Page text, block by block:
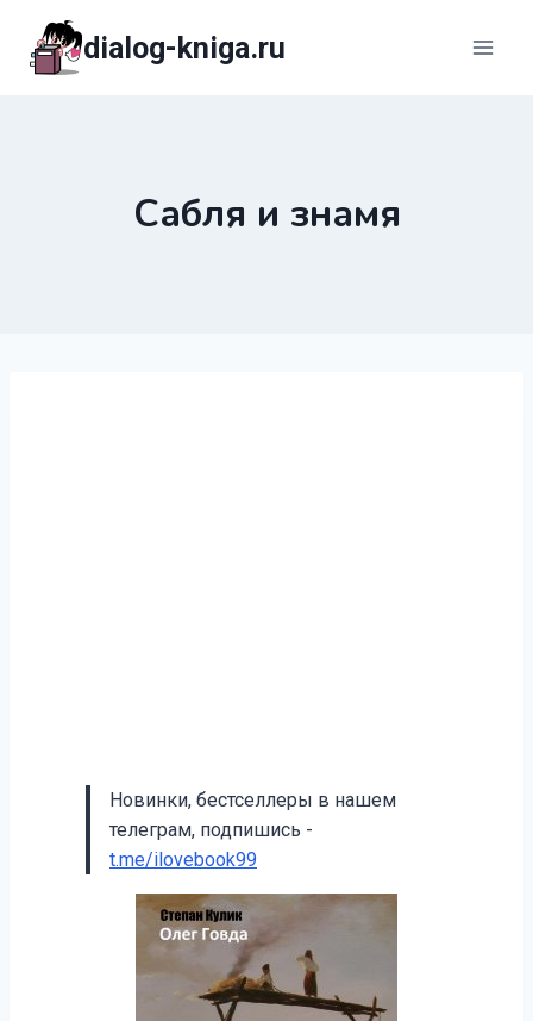
содержимому
dialog-kniga.ru
Сабля и знамя
Новинки, бестселлеры в нашем
телеграм, подпишись -
t.me/ilovebook99